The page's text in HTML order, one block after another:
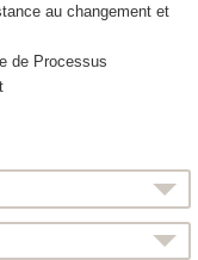
au changement et
de Processus